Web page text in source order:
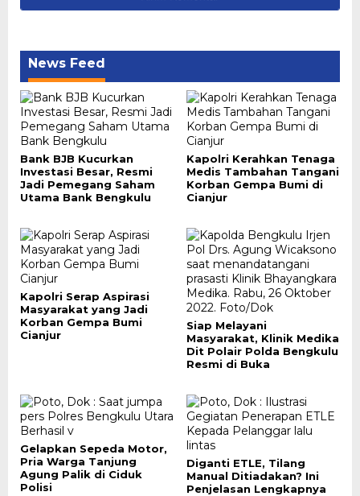
News Feed
Bank BJB Kucurkan
Investasi Besar, Resmi
Jadi Pemegang Saham
Utama Bank Bengkulu
Kapolri Kerahkan Tenaga
Medis Tambahan Tangani
Korban Gempa Bumi di
Cianjur
Kapolri Serap Aspirasi
Masyarakat yang Jadi
Korban Gempa Bumi
Cianjur
Siap Melayani
Masyarakat, Klinik Medika
Dit Polair Polda Bengkulu
Resmi di Buka
Gelapkan Sepeda Motor,
Pria Warga Tanjung
Agung Palik di Ciduk
Polisi
Diganti ETLE, Tilang
Manual Ditiadakan? Ini
Penjelasan Lengkapnya